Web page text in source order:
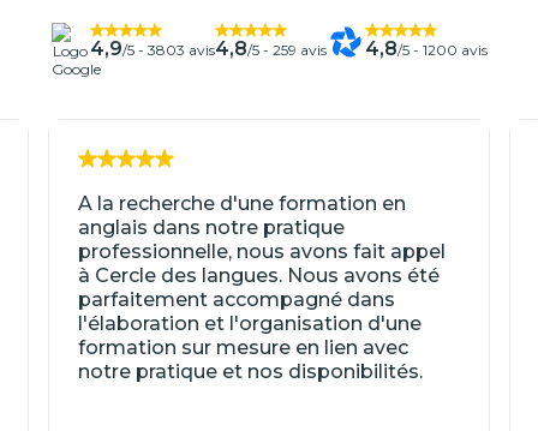
4,9/5 - 3803 avis4,8/5 - 259 avis 4,8/5 - 1200 avis
A la recherche d'une formation en
anglais dans notre pratique
professionnelle, nous avons fait appel
à Cercle des langues. Nous avons été
parfaitement accompagné dans
l'élaboration et l'organisation d'une
formation sur mesure en lien avec
notre pratique et nos disponibilités.